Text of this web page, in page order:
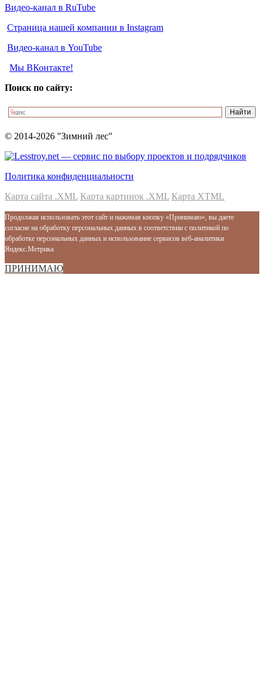
Видео-канал в RuTube
Страница нашей компании в Instagram
Видео-канал в YouTube
Мы ВКонтакте!
Поиск по сайту:
© 2014-2026 "Зимний лес"
Политика конфиденциальности
Карта сайта .XML Карта картинок .XML Карта XTML
Продолжая использовать этот сайт и нажимая кнопку «Принимаю», вы даете
согласие на обработку персональных данных в соответствии с политикой по
обработке персональных данных и использование сервисов веб-аналитики
Яндекс.Метрика
ПРИНИМАЮ